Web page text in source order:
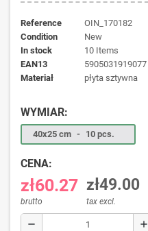
Reference
OIN_170182
Condition
New
In stock
10 Items
EAN13
5905031919077
materiał
płyta sztywna
WYMIAR:
40x25 cm - 10 pcs.
CENA:
zł60.27
brutto
zł49.00
tax excl.
remove add